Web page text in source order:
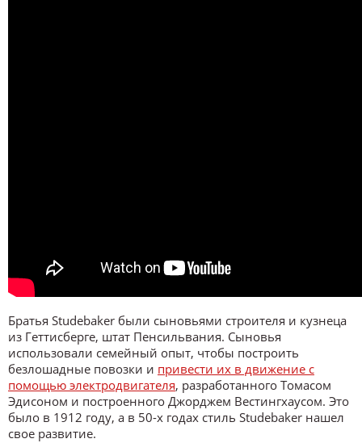
Братья Studebaker были сыновьями строителя и кузнеца
из Геттисберге, штат Пенсильвания. Сыновья
использовали семейный опыт, чтобы построить
безлошадные повозки и привести их в движение с
помощью электродвигателя, разработанного Томасом
Эдисоном и построенного Джорджем Вестингхаусом. Это
было в 1912 году, а в 50-х годах стиль Studebaker нашел
свое развитие.